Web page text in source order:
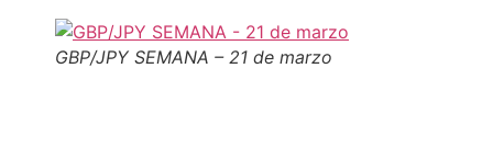
GBP/JPY SEMANA – 21 de marzo